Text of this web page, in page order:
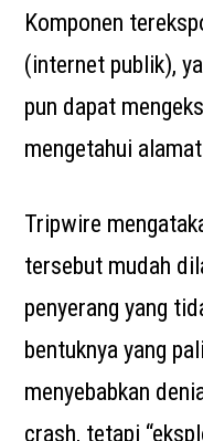
Komponen
(internet publik),
pun dapat
mengetahui
Tripwire
tersebut mudah
penyerang yang
bentuknya yang
menyebabkan
crash, tetapi